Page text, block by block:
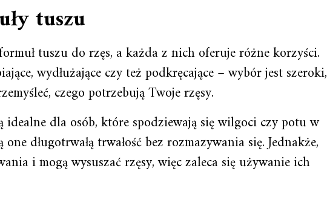
tuszu
tuszu do rzęs, a każda z nich oferuje różne korzyści.
wydłużające czy też podkręcające – wybór jest szeroki,
czego potrzebują Twoje rzęsy.
idealne dla osób, które spodziewają się wilgoci czy potu w
długotrwałą trwałość bez rozmazywania się. Jednakże,
i mogą wysuszać rzęsy, więc zaleca się używanie ich